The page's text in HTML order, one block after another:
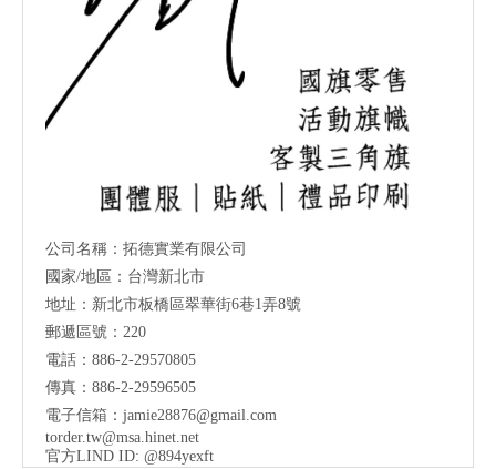
公司名稱：拓德實業有限公司
國家/地區：台灣新北市
地址：新北市板橋區翠華街6巷1弄8號
郵遞區號：220
電話：886-2-29570805
傳真：886-2-29596505
電子信箱： jamie28876@gmail.com
torder.tw@msa.hinet.net
官方LIND ID: @894yexft